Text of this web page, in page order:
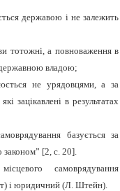
державою і не залежить
тотожні, а повноваження в
державною владою;
не урядовцями, а за
зацікавлені в результатах
базується за
[2, с. 20].
самоврядування
і юридичний (Л. Штейн).